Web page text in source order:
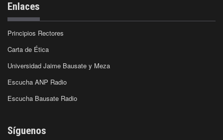
Enlaces
Principios Rectores
Carta de Ética
Universidad Jaime Bausate y Meza
Escucha ANP Radio
Escucha Bausate Radio
Síguenos